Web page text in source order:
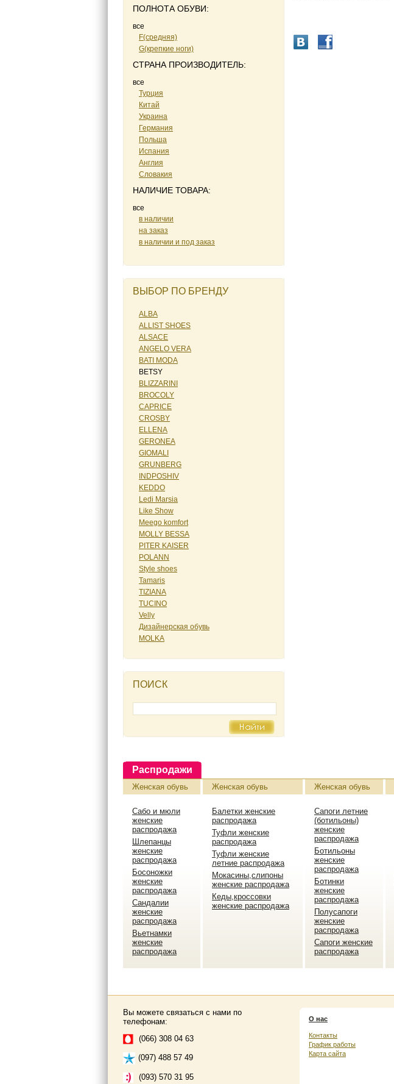
ПОЛНОТА ОБУВИ:
все
F(средняя)
G(крепкие ноги)
СТРАНА ПРОИЗВОДИТЕЛЬ:
все
Турция
Китай
Украина
Германия
Польша
Испания
Англия
Словакия
НАЛИЧИЕ ТОВАРА:
все
в наличии
на заказ
в наличии и под заказ
ВЫБОР ПО БРЕНДУ
ALBA
ALLIST SHOES
ALSACE
ANGELO VERA
BATI MODA
BETSY
BLIZZARINI
BROCOLY
CAPRICE
CROSBY
ELLENA
GERONEA
GIOMALI
GRUNBERG
INDPOSHIV
KEDDO
Ledi Marsia
Like Show
Meego komfort
MOLLY BESSA
PITER KAISER
POLANN
Style shoes
Tamaris
TIZIANA
TUCINO
Velly
Дизайнерская обувь
МOLKA
ПОИСК
Распродажи
Женская обувь
Сабо и мюли
женские
распродажа
Шлепанцы
женские
распродажа
Босоножки
женские
распродажа
Сандалии
женские
распродажа
Вьетнамки
женские
распродажа
Женская обувь
Балетки женские
распродажа
Туфли женские
распродажа
Туфли женские
летние распродажа
Мокасины,слипоны
женские распродажа
Кеды,кроссовки
женские распродажа
Женская обувь
Сапоги летние
(ботильоны)
женские
распродажа
Ботильоны
женские
распродажа
Ботинки
женские
распродажа
Полусапоги
женские
распродажа
Сапоги женские
распродажа
Вы можете связаться с нами по
телефонам:
(066) 308 04 63
(097) 488 57 49
(093) 570 31 95
О нас
Контакты
График работы
Карта сайта